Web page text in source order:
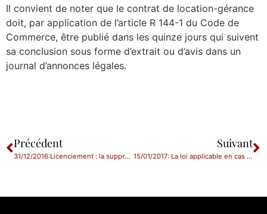
Il convient de noter que le contrat de location-gérance
doit, par application de l’article R 144-1 du Code de
Commerce, être publié dans les quinze jours qui suivent
sa conclusion sous forme d’extrait ou d’avis dans un
journal d’annonces légales.
Précédent
31/12/2016:Licenciement : la suppression de poste,impossibilité de réintégration ?
Suivant
15/01/2017: La loi applicable en cas de travail exécuté à l’étranger